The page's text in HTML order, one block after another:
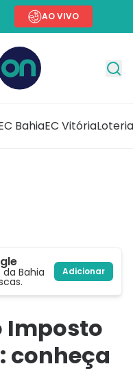
AO VIVO
BahiaEC Vitória
Bahia Adicionar
Imposto
conheça